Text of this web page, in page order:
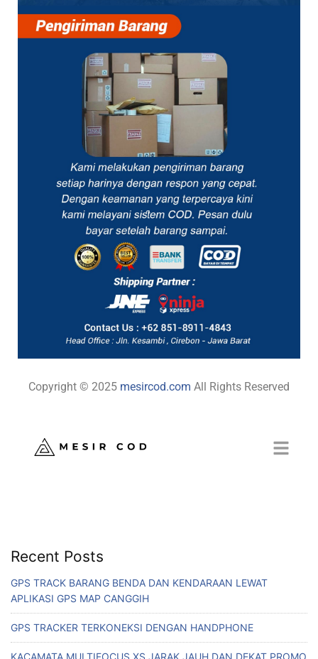
Copyright © 2025 mesircod.com All Rights Reserved
Recent Posts
GPS TRACK BARANG BENDA DAN KENDARAAN LEWAT
APLIKASI GPS MAP CANGGIH
GPS TRACKER TERKONEKSI DENGAN HANDPHONE